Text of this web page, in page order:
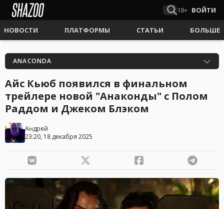
18+ ВОЙТИ
НОВОСТИ ПЛАТФОРМЫ СТАТЬИ БОЛЬШЕ
ANACONDA
Айс Кьюб появился в финальном
трейлере новой "Анаконды" с Полом
Раддом и Джеком Блэком
Андрей
23:20, 18 декабря 2025